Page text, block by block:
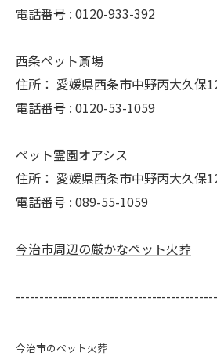
電話番号 : 0120-933-392
西条ペット斎場
住所： 愛媛県西条市中野丙大久保
電話番号 : 0120-53-1059
ペット霊園オアシス
住所： 愛媛県西条市中野丙大久保
電話番号 : 089-55-1059
今治市周辺の厳かなペット火葬
今治市のペット火葬